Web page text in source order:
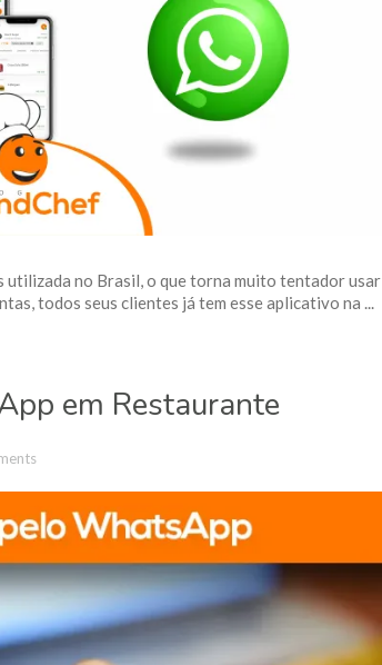
utilizada no Brasil, o que torna muito tentador usar
todos seus clientes já tem esse aplicativo na ...
em Restaurante